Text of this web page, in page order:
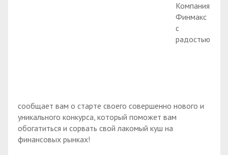
Компания
Финмакс
с
радостью
сообщает вам о старте своего совершенно нового и
уникального конкурса, который поможет вам
обогатиться и сорвать свой лакомый куш на
финансовых рынках!